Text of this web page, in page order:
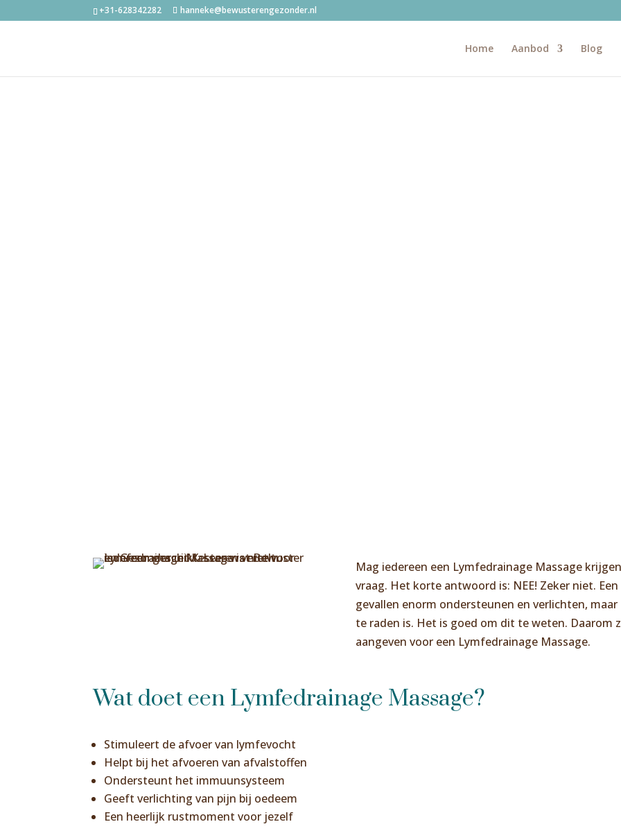
+31-628342282 hanneke@bewusterengezonder.nl
Home Aanbod Blog
Mag iedereen een Lymfedrainage Massage
vraag. Het korte antwoord is: NEE! Zeker niet.
gevallen enorm ondersteunen en verlichten,
te raden is. Het is goed om dit te weten. Daarom
aangeven voor een Lymfedrainage Massage.
Wat doet een Lymfedrainage Massage?
Stimuleert de afvoer van lymfevocht
Helpt bij het afvoeren van afvalstoffen
Ondersteunt het immuunsysteem
Geeft verlichting van pijn bij oedeem
Een heerlijk rustmoment voor jezelf